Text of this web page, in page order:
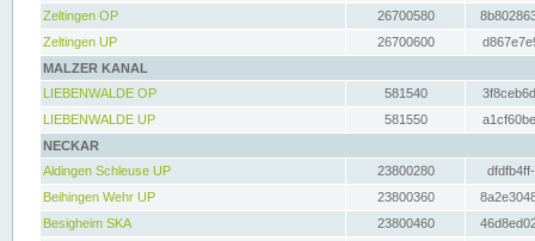
Zeltingen OP
26700580
Zeltingen UP
26700600
MALZER KANAL
LIEBENWALDE OP
581540
LIEBENWALDE UP
581550
NECKAR
Aldingen Schleuse UP
23800280
Beihingen Wehr UP
23800360
Besigheim SKA
23800460